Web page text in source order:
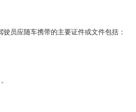
员应随车携带的主要证件或文件包括：